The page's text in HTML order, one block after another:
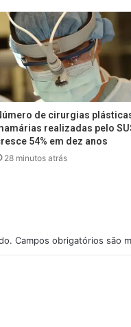
de cirurgias
realizadas pelo
54% em dez anos
28 minutos atrás
Campos obrigatórios são